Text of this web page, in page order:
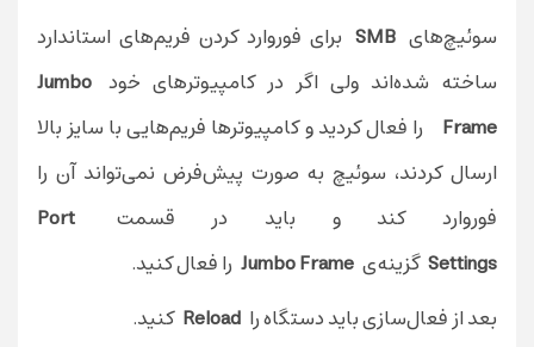
سوئیچ‌های SMB برای فوروارد کردن فریم‌های استاندارد
ساخته شده‌اند ولی اگر در کامپیوتر‌های خود Jumbo
Frame را فعال کردید و کامپیوترها فریم‌هایی با سایز بالا
ارسال کردند، سوئیچ به صورت پیش‌فرض نمی‌تواند آن را
فوروارد کند و باید در قسمت Port
Settings گزینه‌ی
را فعال کنید.
بعد از فعال‌سازی باید دستگاه را Reload کنید.